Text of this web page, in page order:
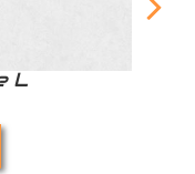
L